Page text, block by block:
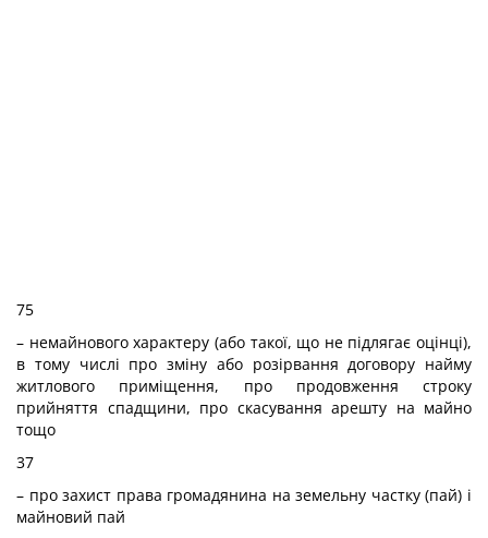
75
– немайнового характеру (або такої, що не підлягає оцінці),
в тому числі про зміну або розірвання договору найму
житлового приміщення, про продовження строку
прийняття спадщини, про скасування арешту на майно
тощо
37
– про захист права громадянина на земельну частку (пай) і
майновий пай